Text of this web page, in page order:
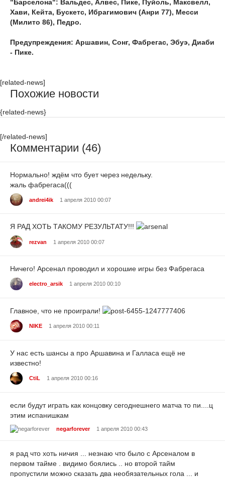
"Барселона": Вальдес, Алвес, Пике, Пуйоль, Максвелл,
Хави, Кейта, Бускетс, Ибрагимович (Анри 77), Месси
(Милито 86), Педро.
Предупреждения: Аршавин, Сонг, Фабрегас, Эбуэ, Диаби
- Пике.
[related-news]
Похожие новости
{related-news}
[/related-news]
Комментарии (46)
Нормально! ждём что бует через недельку.
жаль фабрегаса(((
andrei4ik 1 апреля 2010 00:07
Я РАД ХОТЬ ТАКОМУ РЕЗУЛЬТАТУ!!!
rezvan 1 апреля 2010 00:07
Ничего! Арсенал проводил и хорошие игры без Фабрегаса
electro_arsik 1 апреля 2010 00:10
Главное, что не проиграли!
NIKE 1 апреля 2010 00:11
У нас есть шансы а про Аршавина и Галласа ещё не
известно!
CtiL 1 апреля 2010 00:16
если будут играть как концовку сегоднешнего матча то пи....ц
этим испанишкам
negarforever 1 апреля 2010 00:43
я рад что хоть ничия ... незнаю что было с Арсеналом в
первом тайме . видимо боялись .. но второй тайм
пропустили можно сказать два необязательных гола ... и